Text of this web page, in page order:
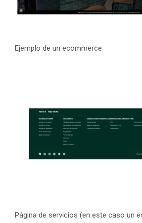
Ejemplo de un ecommerce
Página de servicios (en este caso un